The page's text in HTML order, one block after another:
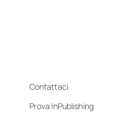
Contattaci
Prova InPublishing